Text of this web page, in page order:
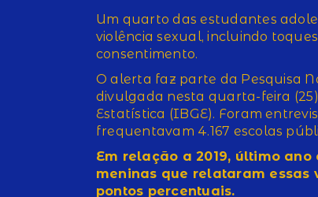
Um quarto das estudantes
violência sexual, incluindo
consentimento.
O alerta faz parte da Pesquisa
divulgada nesta quarta-feira
Estatística (IBGE). Foram
frequentavam 4.167 escolas
Em relação a 2019, último
meninas que relataram essas
pontos percentuais.